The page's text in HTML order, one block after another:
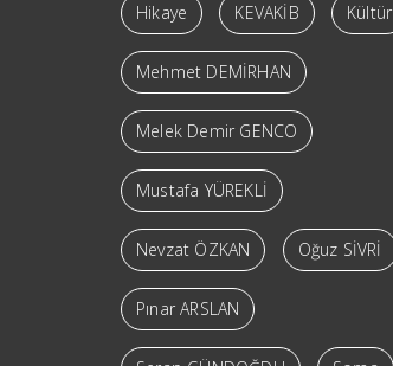
Hikaye KEVAKİB Kültür
Mehmet DEMİRHAN
Melek Demir GENCO
Mustafa YÜREKLİ
Nevzat ÖZKAN Oğuz SİVRİ
Pınar ARSLAN